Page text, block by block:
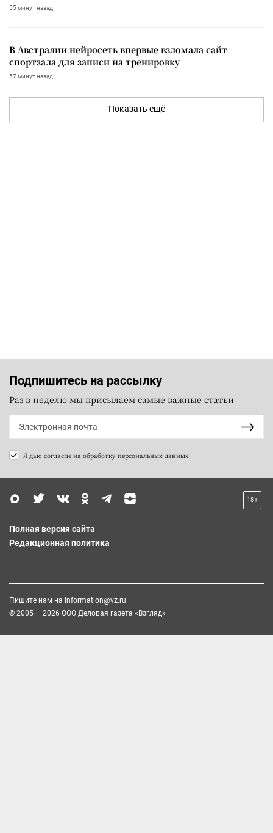
55 минут назад
В Австралии нейросеть впервые взломала сайт
спортзала для записи на тренировку
57 минут назад
Показать ещё
Подпишитесь на рассылку
Раз в неделю мы присылаем самые важные статьи
Я даю согласие на обработку персональных данных
18+
Полная версия сайта
Редакционная политика
Пишите нам на information@vz.ru
© 2005 — 2026 ООО Деловая газета «Взгляд»